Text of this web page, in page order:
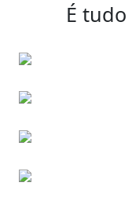
É